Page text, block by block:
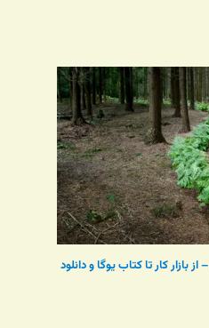
لینک‌های دوشنبه ها – خرداد ۱۳۹۶ – از بازار کار تا کتاب یوگا و دانلود